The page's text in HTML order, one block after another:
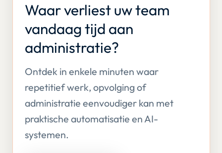
Waar verliest uw team
vandaag tijd aan
administratie?
Ontdek in enkele minuten waar
repetitief werk, opvolging of
administratie eenvoudiger kan met
praktische automatisatie en AI-
systemen.